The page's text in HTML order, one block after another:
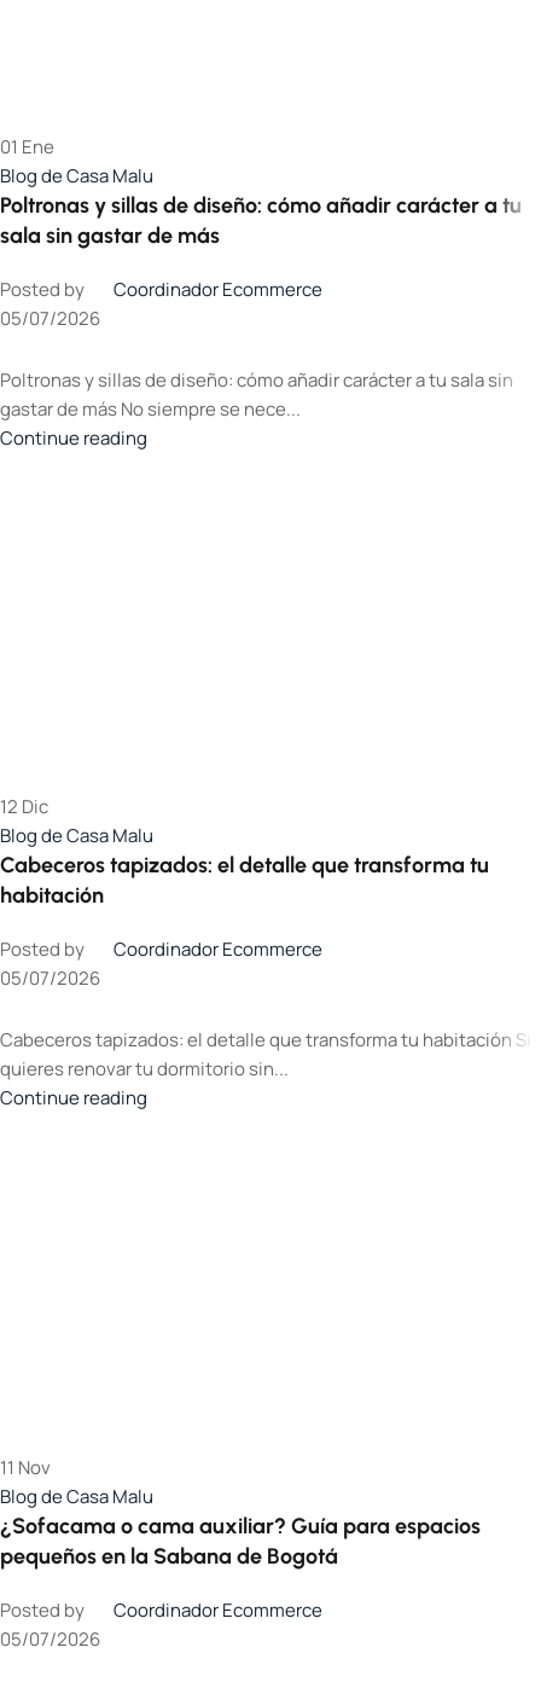
01 Ene
Blog de Casa Malu
Poltronas y sillas de diseño: cómo añadir carácter a tu
sala sin gastar de más
Posted by
Coordinador Ecommerce
05/07/2026
Poltronas y sillas de diseño: cómo añadir carácter a tu sala sin
gastar de más No siempre se nece...
Continue reading
12 Dic
Blog de Casa Malu
Cabeceros tapizados: el detalle que transforma tu
habitación
Posted by
Coordinador Ecommerce
05/07/2026
Cabeceros tapizados: el detalle que transforma tu habitación Si
quieres renovar tu dormitorio sin...
Continue reading
11 Nov
Blog de Casa Malu
¿Sofacama o cama auxiliar? Guía para espacios
pequeños en la Sabana de Bogotá
Posted by
Coordinador Ecommerce
05/07/2026